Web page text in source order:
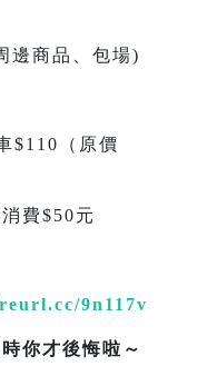
邊商品、包場)
$110（原價
費$50元
9n117v
你才後悔啦～